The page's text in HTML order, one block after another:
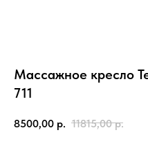
Массажное кресло
711
8500,00 р. 11815,00 р.